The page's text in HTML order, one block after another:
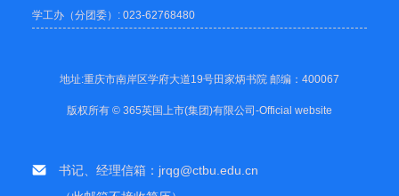
学工办（分团委）: 023-62768480
地址:重庆市南岸区学府大道19号田家炳书院 邮编：400067
版权所有 © 365英国上市(集团)有限公司-Official website
书记、经理信箱：jrqg@ctbu.edu.cn